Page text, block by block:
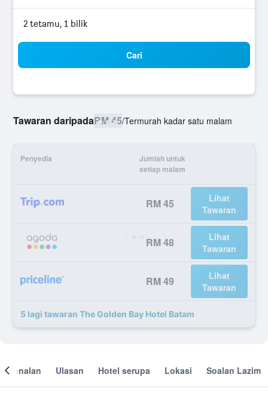
2 tetamu, 1 bilik
Cari
Tawaran daripadaRM 45/Termurah kadar satu malam
Penyedia
Jumlah untuk
setiap malam
RM 45
Lihat
Tawaran
RM 48
Lihat
Tawaran
RM 49
Lihat
Tawaran
5 lagi tawaran The Golden Bay Hotel Batam
Ulasan Hotel serupa Lokasi Soalan Lazim